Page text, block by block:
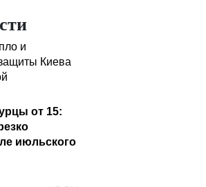
и
Киева
от 15:
июльского